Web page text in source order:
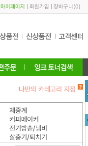
마이페이지 회원가입 장바구니 (0)
나만의 카테고리 지정
체중계
커피메이커
전기밥솥/냄비
살충기/퇴치기